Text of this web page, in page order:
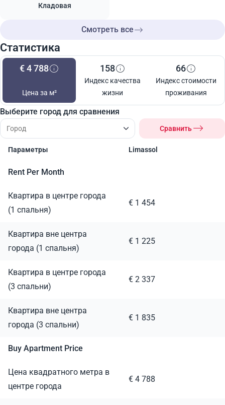
Кладовая
Смотреть все
Статистика
€ 4 788
Цена за м²
158
Индекс качества
жизни
66
Индекс стоимости
проживания
Выберите город для сравнения
Сравнить
Параметры Limassol
Rent Per Month
Квартира в центре города
(1 спальня)
€ 1 454
Квартира вне центра
города (1 спальня)
€ 1 225
Квартира в центре города
(3 спальни)
€ 2 337
Квартира вне центра
города (3 спальни)
€ 1 835
Buy Apartment Price
Цена квадратного метра в
центре города
€ 4 788